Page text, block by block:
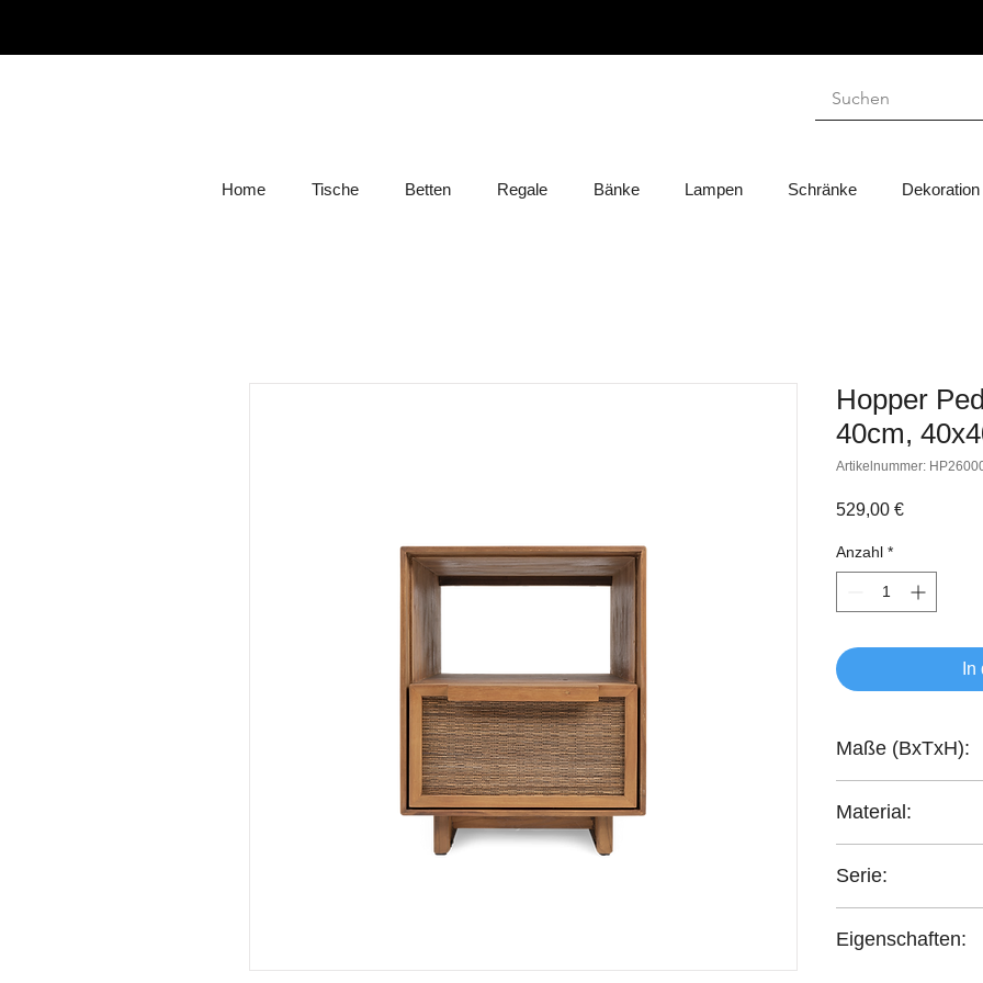
Home Tische Betten Regale Bänke Lampen Schränke Dekoration
Hopper
40cm,
Artikelnummer:
529,00 €Preis
Anzahl *
Maße (BxTxH):
Material:
Serie:
Eigenschaften: